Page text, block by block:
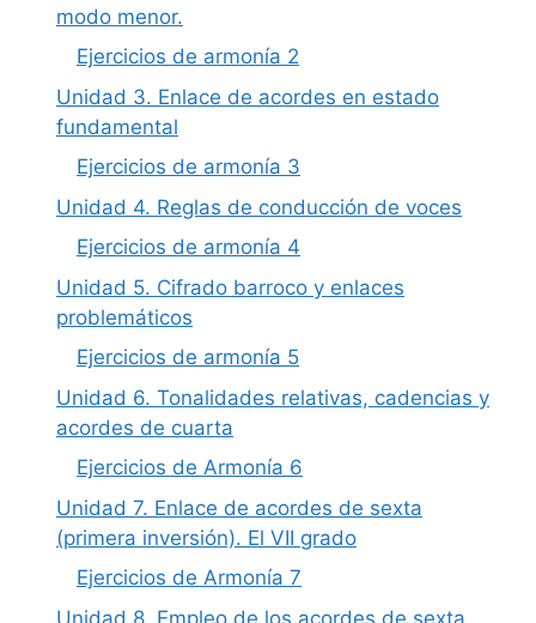
modo menor.
Ejercicios de armonía 2
Unidad 3. Enlace de acordes en estado
fundamental
Ejercicios de armonía 3
Unidad 4. Reglas de conducción de voces
Ejercicios de armonía 4
Unidad 5. Cifrado barroco y enlaces
problemáticos
Ejercicios de armonía 5
Unidad 6. Tonalidades relativas, cadencias y
acordes de cuarta
Ejercicios de Armonía 6
Unidad 7. Enlace de acordes de sexta
(primera inversión). El VII grado
Ejercicios de Armonía 7
Unidad 8. Empleo de los acordes de sexta